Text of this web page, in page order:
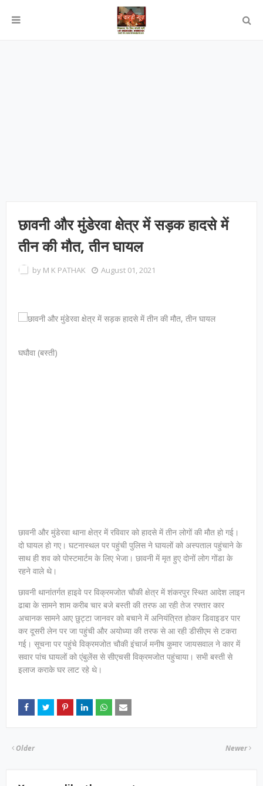
छावनी और मुंडेरवा क्षेत्र में सड़क हादसे में
तीन की मौत, तीन घायल
by M K PATHAK August 01, 2021
घघौवा (बस्ती)
छावनी और मुंडेरवा थाना क्षेत्र में रविवार को हादसे में तीन लोगों की मौत हो गई।
दो घायल हो गए। घटनास्थल पर पहुंची पुलिस ने घायलों को अस्पताल पहुंचाने के
साथ ही शव को पोस्टमार्टम के लिए भेजा। छावनी में मृत हुए दोनों लोग गोंडा के
रहने वाले थे।
छावनी थानांतर्गत हाइवे पर विक्रमजोत चौकी क्षेत्र में शंकरपुर स्थित आदेश लाइन
ढाबा के सामने शाम करीब चार बजे बस्ती की तरफ आ रही तेज रफ्तार कार
अचानक सामने आए छुट्टा जानवर को बचाने में अनियंत्रित होकर डिवाइडर पार
कर दूसरी लेन पर जा पहुंची और अयोध्या की तरफ से आ रही डीसीएम से टकरा
गई। सूचना पर पहुंचे विक्रमजोत चौकी इंचार्ज मनीष कुमार जायसवाल ने कार में
सवार पांच घायलों को एंबुलेंस से सीएचसी विक्रमजोत पहुंचाया। सभी बस्ती से
इलाज कराके घर लाट रहे थे।
Newer
Older